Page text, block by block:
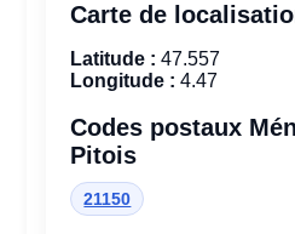
Carte de
Latitude : 47.557
Longitude : 4.47
Codes postaux
Pitois
21150